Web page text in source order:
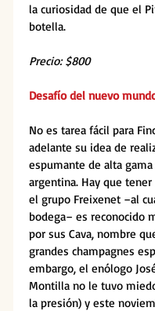
la curiosidad de que el
botella.
Precio: $800
Desafío del nuevo
No es tarea fácil para
adelante su idea de
espumante de alta
argentina. Hay que
el grupo Freixenet –al
bodega– es reconocido
por sus Cava, nombre
grandes champagnes
embargo, el enólogo
Montilla no le tuvo
la presión) y este